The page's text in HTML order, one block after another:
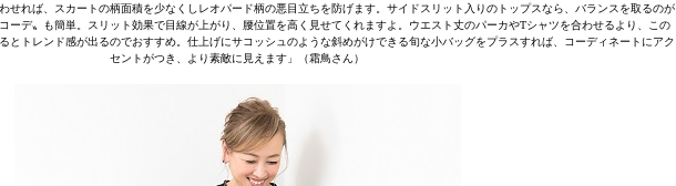
せれば、スカートの柄面積を少なくしレオパード柄の悪目立ちを防げます。サイドスリット入りのトップスなら、バランスを取るのが
ーデ〟も簡単。スリット効果で目線が上がり、腰位置を高く見せてくれますよ。ウエスト丈のパーカやTシャツを合わせるより、この
とトレンド感が出るのでおすすめ。仕上げにサコッシュのような斜めがけできる旬な小バッグをプラスすれば、コーディネートにアク
セントがつき、より素敵に見えます」（霜鳥さん）